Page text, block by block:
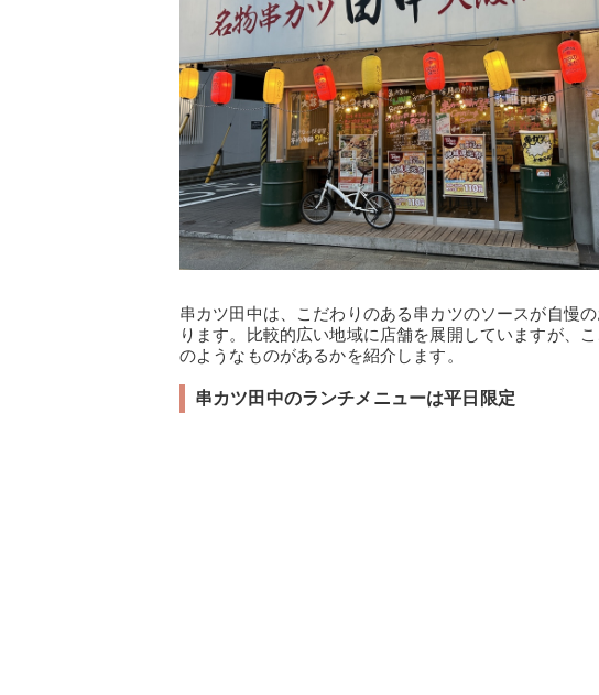
串カツ田中は、こだわりのある串カツのソースが自慢
ります。比較的広い地域に店舗を展開していますが、
のようなものがあるかを紹介します。
串カツ田中のランチメニューは平日限定